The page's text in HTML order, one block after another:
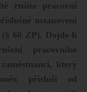
rušíte pracovní
ustanovení
60 ZP). Dojde-li
pracovního
který
přísluší od